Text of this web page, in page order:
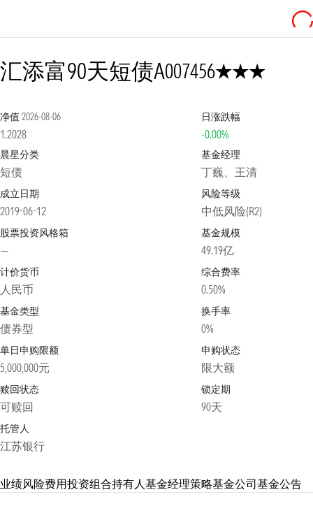
汇添富90天短债A007456
净值 2026-08-06
1.2028
日涨跌幅
-0.00%
晨星分类
短债
基金经理
丁巍、王清
成立日期
2019-06-12
风险等级
中低风险(R2)
股票投资风格箱
—
基金规模
49.19亿
计价货币
人民币
综合费率
0.50%
基金类型
债券型
换手率
0%
单日申购限额
5,000,000元
申购状态
限大额
赎回状态
可赎回
锁定期
90天
托管人
江苏银行
业绩风险费用投资组合持有人基金经理策略基金公司基金公告